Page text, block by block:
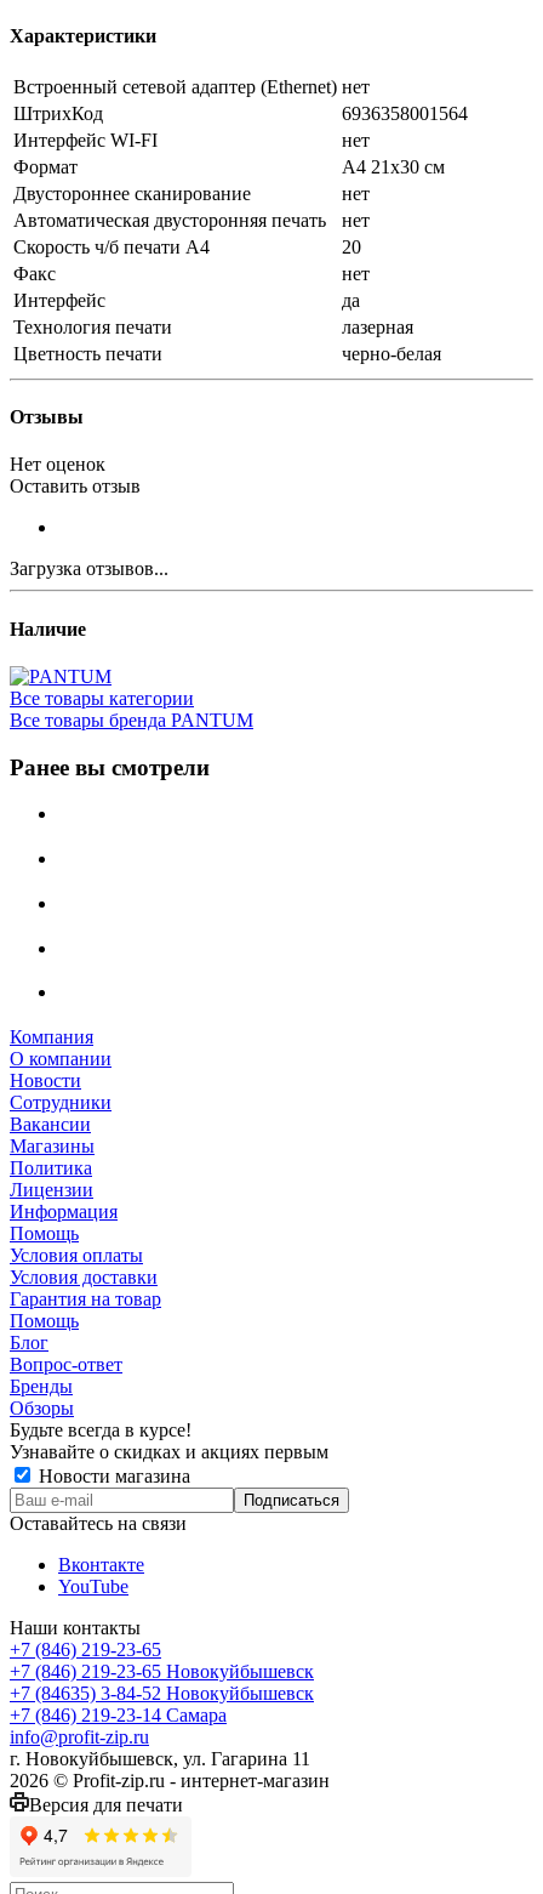
Характеристики
Встроенный сетевой адаптер (Ethernet) нет
ШтрихКод
6936358001564
Интерфейс WI-FI
нет
Формат
A4 21х30 см
Двустороннее сканирование
нет
Автоматическая двусторонняя печать
нет
Скорость ч/б печати A4
20
Факс
нет
Интерфейс
да
Технология печати
лазерная
Цветность печати
черно-белая
Отзывы
Нет оценок
Оставить отзыв
Загрузка отзывов...
Наличие
Все товары категории
Все товары бренда PANTUM
Ранее вы смотрели
Компания
О компании
Новости
Сотрудники
Вакансии
Магазины
Политика
Лицензии
Информация
Помощь
Условия оплаты
Условия доставки
Гарантия на товар
Помощь
Блог
Вопрос-ответ
Бренды
Обзоры
Будьте всегда в курсе!
Узнавайте о скидках и акциях первым
Новости магазина
Оставайтесь на связи
Вконтакте
YouTube
Наши контакты
+7 (846) 219-23-65
+7 (846) 219-23-65 Новокуйбышевск
+7 (84635) 3-84-52 Новокуйбышевск
+7 (846) 219-23-14 Самара
info@profit-zip.ru
г. Новокуйбышевск, ул. Гагарина 11
2026 © Profit-zip.ru - интернет-магазин
Версия для печати